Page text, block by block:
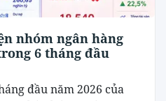
nhóm ngân hàng
6 tháng đầu
đầu năm 2026 của